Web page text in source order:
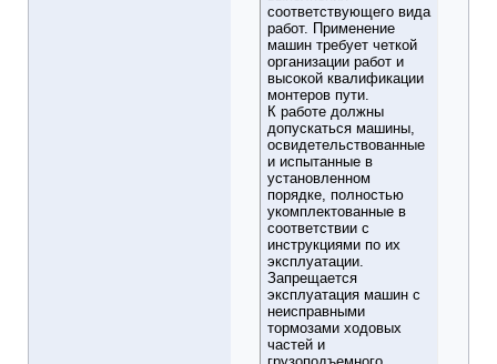
соответствующего вида
работ. Применение
машин требует четкой
организации работ и
высокой квалификации
монтеров пути.
К работе должны
допускаться машины,
освидетельствованные
и испытанные в
установленном
порядке, полностью
укомплектованные в
соответствии с
инструкциями по их
эксплуатации.
Запрещается
эксплуатация машин с
неисправными
тормозами ходовых
частей и